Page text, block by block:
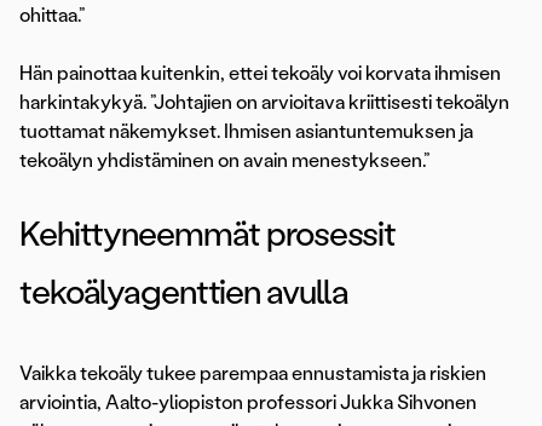
ohittaa.”
Hän painottaa kuitenkin, ettei tekoäly voi korvata ihmisen
harkintakykyä. ”Johtajien on arvioitava kriittisesti tekoälyn
tuottamat näkemykset. Ihmisen asiantuntemuksen ja
tekoälyn yhdistäminen on avain menestykseen.”
Kehittyneemmät prosessit
tekoälyagenttien avulla
Vaikka tekoäly tukee parempaa ennustamista ja riskien
arviointia, Aalto-yliopiston professori Jukka Sihvonen